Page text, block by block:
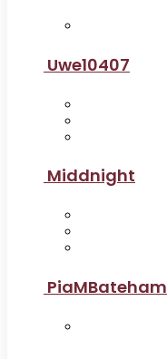
Uwe10407
Middnight
PiaMBateham